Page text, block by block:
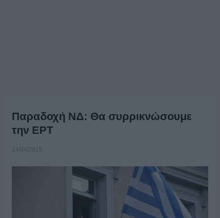
Παραδοχή ΝΔ: Θα συρρικνώσουμε
την ΕΡΤ
14/04/2019